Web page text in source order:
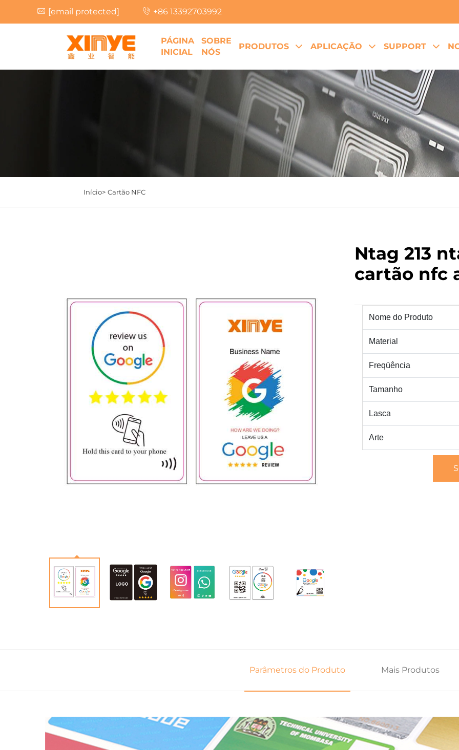
[email protected] +86 13392703992
PÁGINA
INICIAL
SOBRE
NÓS
PRODUTOS APLICAÇÃO SUPPORT
Início> Cartão NFC
Ntag 213
cartão nfc
Nome do Produto
Material
Freqüência
Tamanho
Lasca
Arte
Parâmetros do Produto Mais Produtos